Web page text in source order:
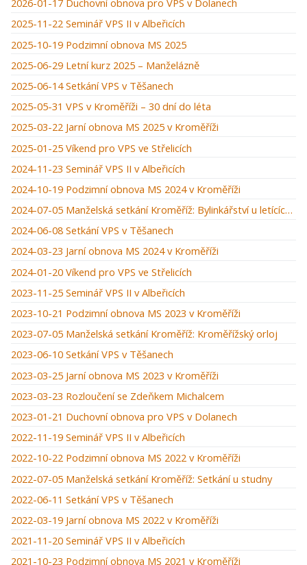
2026-01-17 Duchovní obnova pro VPS v Dolanech
2025-11-22 Seminář VPS II v Albeřicích
2025-10-19 Podzimní obnova MS 2025
2025-06-29 Letní kurz 2025 – Manželázně
2025-06-14 Setkání VPS v Těšanech
2025-05-31 VPS v Kroměříži – 30 dní do léta
2025-03-22 Jarní obnova MS 2025 v Kroměříži
2025-01-25 Víkend pro VPS ve Střelicích
2024-11-23 Seminář VPS II v Albeřicích
2024-10-19 Podzimní obnova MS 2024 v Kroměříži
2024-07-05 Manželská setkání Kroměříž: Bylinkářství u letících hus
2024-06-08 Setkání VPS v Těšanech
2024-03-23 Jarní obnova MS 2024 v Kroměříži
2024-01-20 Víkend pro VPS ve Střelicích
2023-11-25 Seminář VPS II v Albeřicích
2023-10-21 Podzimní obnova MS 2023 v Kroměříži
2023-07-05 Manželská setkání Kroměříž: Kroměřížský orloj
2023-06-10 Setkání VPS v Těšanech
2023-03-25 Jarní obnova MS 2023 v Kroměříži
2023-03-23 Rozloučení se Zdeňkem Michalcem
2023-01-21 Duchovní obnova pro VPS v Dolanech
2022-11-19 Seminář VPS II v Albeřicích
2022-10-22 Podzimní obnova MS 2022 v Kroměříži
2022-07-05 Manželská setkání Kroměříž: Setkání u studny
2022-06-11 Setkání VPS v Těšanech
2022-03-19 Jarní obnova MS 2022 v Kroměříži
2021-11-20 Seminář VPS II v Albeřicích
2021-10-23 Podzimní obnova MS 2021 v Kroměříži